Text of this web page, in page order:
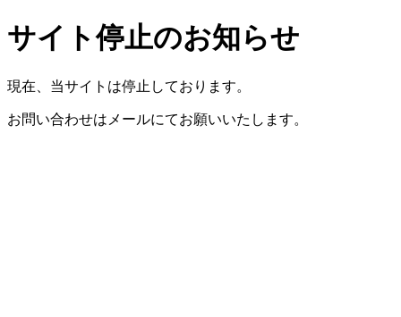
サイト停止のお知らせ
現在、当サイトは停止しております。
お問い合わせはメールにてお願いいたします。